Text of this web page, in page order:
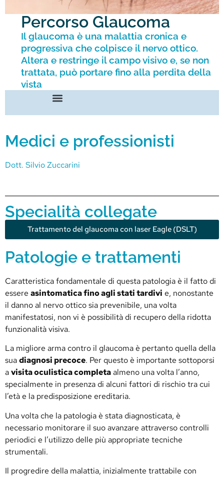
Il glaucoma è una malattia cronica e
progressiva che colpisce il nervo ottico.
Altera e restringe il campo visivo e, se non
trattata, può portare fino alla perdita della
vista
Percorso Glaucoma
Medici e professionisti
Dott. Silvio Zuccarini
Specialità collegate
Trattamento del glaucoma con laser Eagle (DSLT)
Patologie e trattamenti
Caratteristica fondamentale di questa patologia è il fatto di
essere asintomatica fino agli stati tardivi e, nonostante
il danno al nervo ottico sia prevenibile, una volta
manifestatosi, non vi è possibilità di recupero della ridotta
funzionalità visiva.
La migliore arma contro il glaucoma è pertanto quella della
suadiagnosi precoce. Per questo è importante sottoporsi
avisita oculistica completaalmeno una volta l’anno,
specialmente in presenza di alcuni fattori di rischio tra cui
l’età e la predisposizione ereditaria.
Una volta che la patologia è stata diagnosticata, è
necessario monitorare il suo avanzare attraverso controlli
periodici e l’utilizzo delle più appropriate tecniche
strumentali.
Il progredire della malattia, inizialmente trattabile con